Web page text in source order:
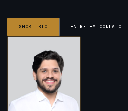
SHORT BIO ENTRE EM CONTATO